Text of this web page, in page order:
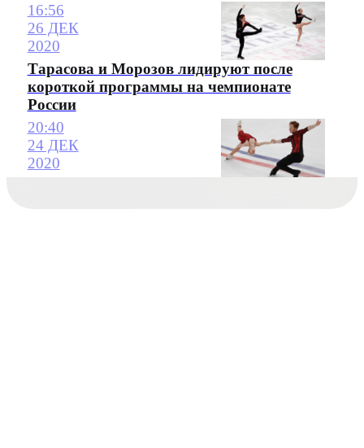
16:56
26 ДЕК
2020
Тарасова и Морозов лидируют после
короткой программы на чемпионате
России
20:40
24 ДЕК
2020